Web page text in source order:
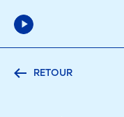
RETOUR